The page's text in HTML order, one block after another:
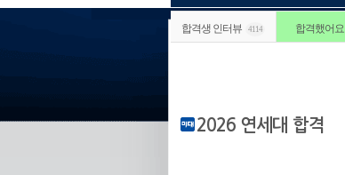
합격생 인터뷰 4114 합격했어요
2026 연세대 합격